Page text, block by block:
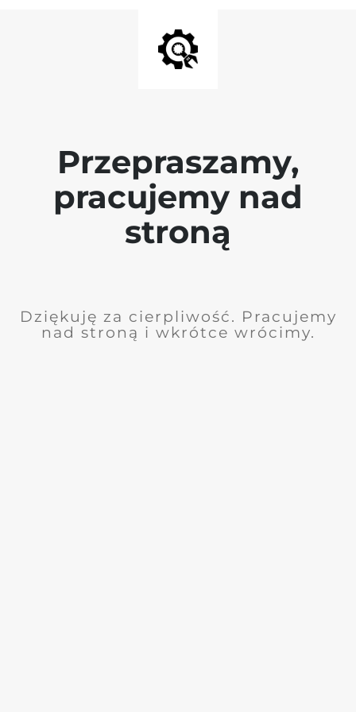
Przepraszamy,
pracujemy nad
stroną
Dziękuję za cierpliwość. Pracujemy
nad stroną i wkrótce wrócimy.